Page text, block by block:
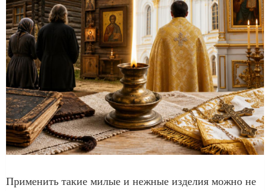
Применить такие милые и нежные изделия можно не